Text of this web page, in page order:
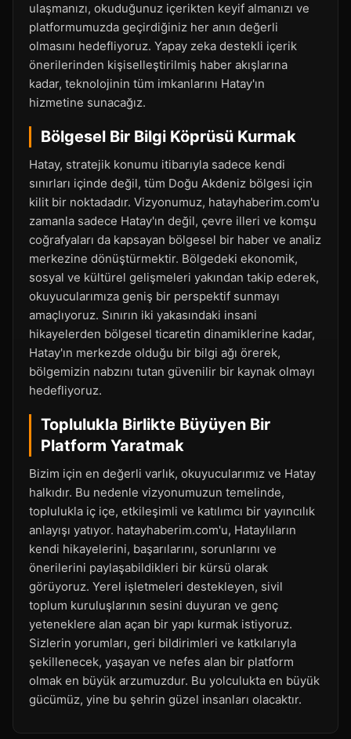
ulaşmanızı, okuduğunuz içerikten keyif almanızı ve
platformumuzda geçirdiğiniz her anın değerli
olmasını hedefliyoruz. Yapay zeka destekli içerik
önerilerinden kişiselleştirilmiş haber akışlarına
kadar, teknolojinin tüm imkanlarını Hatay'ın
hizmetine sunacağız.
Bölgesel Bir Bilgi Köprüsü Kurmak
Hatay, stratejik konumu itibarıyla sadece kendi
sınırları içinde değil, tüm Doğu Akdeniz bölgesi için
kilit bir noktadadır. Vizyonumuz, hatayhaberim.com'u
zamanla sadece Hatay'ın değil, çevre illeri ve komşu
coğrafyaları da kapsayan bölgesel bir haber ve analiz
merkezine dönüştürmektir. Bölgedeki ekonomik,
sosyal ve kültürel gelişmeleri yakından takip ederek,
okuyucularımıza geniş bir perspektif sunmayı
amaçlıyoruz. Sınırın iki yakasındaki insani
hikayelerden bölgesel ticaretin dinamiklerine kadar,
Hatay'ın merkezde olduğu bir bilgi ağı örerek,
bölgemizin nabzını tutan güvenilir bir kaynak olmayı
hedefliyoruz.
Toplulukla Birlikte Büyüyen Bir
Platform Yaratmak
Bizim için en değerli varlık, okuyucularımız ve Hatay
halkıdır. Bu nedenle vizyonumuzun temelinde,
toplulukla iç içe, etkileşimli ve katılımcı bir yayıncılık
anlayışı yatıyor. hatayhaberim.com'u, Hataylıların
kendi hikayelerini, başarılarını, sorunlarını ve
önerilerini paylaşabildikleri bir kürsü olarak
görüyoruz. Yerel işletmeleri destekleyen, sivil
toplum kuruluşlarının sesini duyuran ve genç
yeteneklere alan açan bir yapı kurmak istiyoruz.
Sizlerin yorumları, geri bildirimleri ve katkılarıyla
şekillenecek, yaşayan ve nefes alan bir platform
olmak en büyük arzumuzdur. Bu yolculukta en büyük
gücümüz, yine bu şehrin güzel insanları olacaktır.